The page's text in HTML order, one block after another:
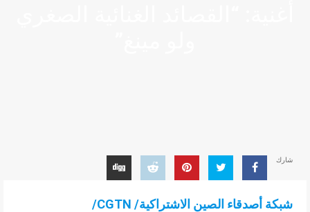
شارك
شبكة أصدقاء الصين الاشتراكية/ CGTN/